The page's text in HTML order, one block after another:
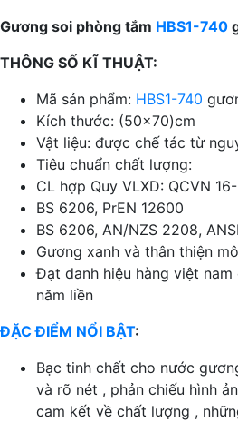
Gương soi phòng tắm HBS1-740
THÔNG SỐ KĨ THUẬT:
Mã sản phẩm: HBS1-740
Kích thước: (50×70)cm
Vật liệu: được chế tác từ
Tiêu chuẩn chất lượng:
CL hợp Quy VLXD: QCVN
BS 6206, PrEN 12600
BS 6206, AN/NZS 2208,
Gương xanh và thân thiện
Đạt danh hiệu hàng việt
năm liền
ĐẶC ĐIỂM NỔI BẬT:
Bạc tinh chất cho nước
và rõ nét , phản chiếu hình
cam kết về chất lượng ,